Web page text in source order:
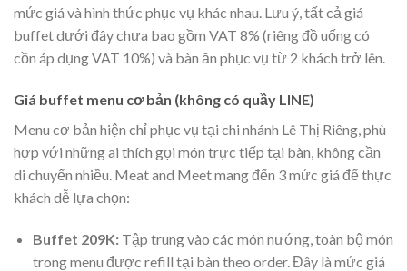
mức giá và hình thức phục vụ khác nhau. Lưu ý, tất cả giá
buffet dưới đây chưa bao gồm VAT 8% (riêng đồ uống có
cồn áp dụng VAT 10%) và bàn ăn phục vụ từ 2 khách trở lên.
Giá buffet menu cơ bản (không có quầy LINE)
Menu cơ bản hiện chỉ phục vụ tại chi nhánh Lê Thị Riêng, phù
hợp với những ai thích gọi món trực tiếp tại bàn, không cần
di chuyển nhiều. Meat and Meet mang đến 3 mức giá để thực
khách dễ lựa chọn:
Buffet 209K:Tập trung vào các món nướng, toàn bộ món
trong menu được refill tại bàn theo order. Đây là mức giá